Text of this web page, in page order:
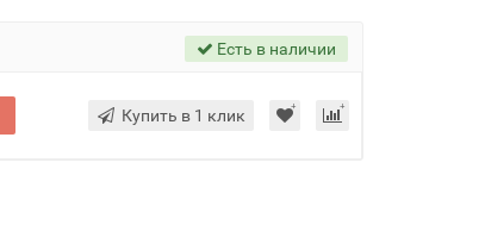
Есть в наличии
Купить в 1 клик